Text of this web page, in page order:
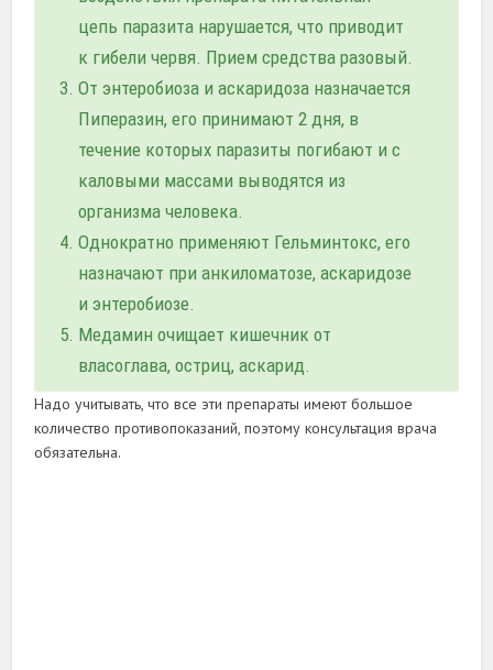
цепь паразита нарушается, что приводит
к гибели червя. Прием средства разовый.
От энтеробиоза и аскаридоза назначается
Пиперазин, его принимают 2 дня, в
течение которых паразиты погибают и с
каловыми массами выводятся из
организма человека.
Однократно применяют Гельминтокс, его
назначают при анкиломатозе, аскаридозе
и энтеробиозе.
Медамин очищает кишечник от
власоглава, остриц, аскарид.
Надо учитывать, что все эти препараты имеют большое
количество противопоказаний, поэтому консультация врача
обязательна.